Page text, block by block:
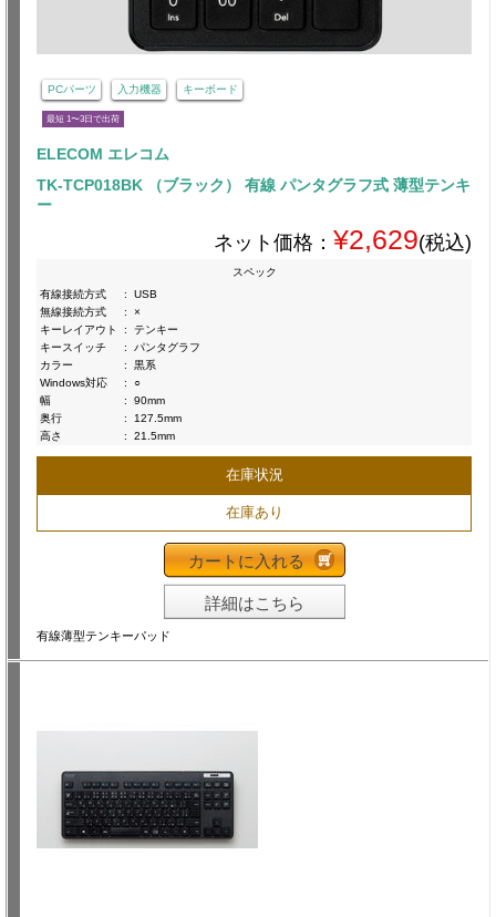
PCパーツ 入力機器 キーボード
最短 1〜3日で出荷
ELECOM エレコム
TK-TCP018BK （ブラック） 有線 パンタグラフ式 薄型テンキ
ー
ネット価格： ¥2,629(税込)
スペック
有線接続方式
:
USB
無線接続方式
:
×
キーレイアウト
:
テンキー
キースイッチ
:
パンタグラフ
カラー
:
黒系
Windows対応
:
○
幅
:
90mm
奥行
:
127.5mm
高さ
: 21.5mm
在庫状況
在庫あり
カートに入れる
詳細はこちら
有線薄型テンキーパッド